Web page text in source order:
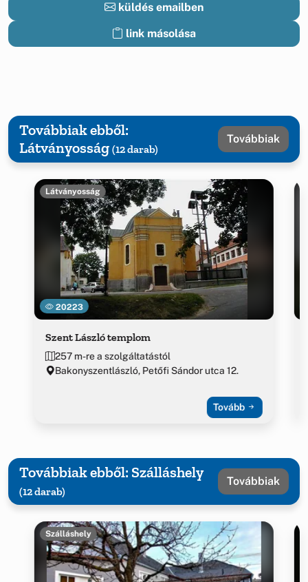
küldés emailben
link másolása
Továbbiak ebből:
Látványosság (12 darab)
Továbbiak
20223
Látványosság
Szent László templom
257 m-re a szolgáltatástól
Bakonyszentlászló, Petőfi Sándor utca 12.
Tovább
Továbbiak ebből: Szálláshely
(12 darab)
Továbbiak
Szálláshely